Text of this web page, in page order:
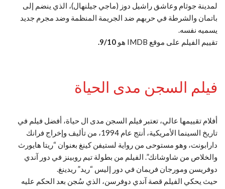
لمدينة جوثام وعاشق راشيل دوز (ماجي جيلنهال)، الذي ينضم إلى
باتمان والشرطة في حربهم ضد الجريمة المنظمة وضد مجرم جديد
يسميه نفسه.
تقييم الفيلم على موقع IMDB هو
9/10.
فيلم السجن مدى الحياة
أفلام تقييمها عالي، تعتبر فيلم السجن مدى ال حياة، أفضل فيلم في
تاريخ السينما الأمريكية، أنتج عام 1994، من تأليف وإخراج فرانك
دارابونت، وهو مستوحى من رواية لستيفن كينغ بعنوان “ريتا هايورث
والخلاص من شاوشانك”. الفيلم من بطولة تيم روبينز في دور آندي
دوفريسن ومورجان فريمان في دور إليس “ريد” ريدينغ.
حيث يحكي الفيلم قصة آندي دوفرسن، الذي سُجن بعد الحكم عليه